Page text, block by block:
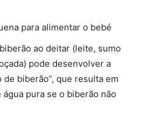
para alimentar o bebé
ao deitar (leite, sumo
pode desenvolver a
de biberão”, que resulta em
pura se o biberão não